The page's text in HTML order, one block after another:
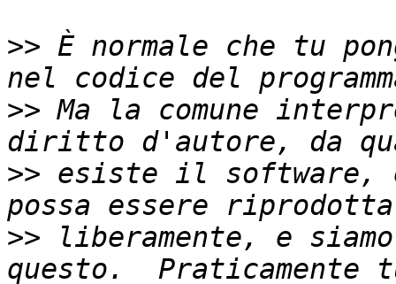
>> È normale che tu
>> Ma la comune
>> esiste il software,
>> liberamente, e